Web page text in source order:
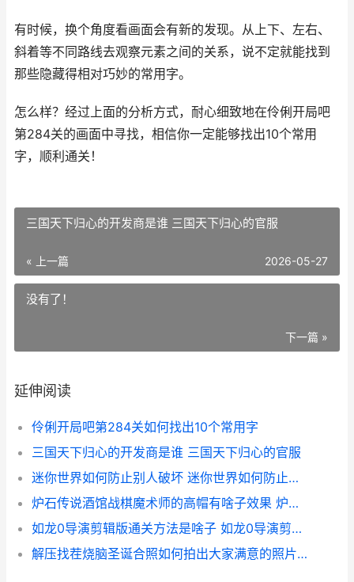
有时候，换个角度看画面会有新的发现。从上下、左右、
斜着等不同路线去观察元素之间的关系，说不定就能找到
那些隐藏得相对巧妙的常用字。
怎么样？经过上面的分析方式，耐心细致地在伶俐开局吧
第284关的画面中寻找，相信你一定能够找出10个常用
字，顺利通关！
三国天下归心的开发商是谁 三国天下归心的官服
« 上一篇 2026-05-27
没有了！
下一篇 »
延伸阅读
伶俐开局吧第284关如何找出10个常用字
三国天下归心的开发商是谁 三国天下归心的官服
迷你世界如何防止别人破坏 迷你世界如何防止刷沙源领主
炉石传说酒馆战棋魔术师的高帽有啥子效果 炉石传说酒馆战旗新版本
如龙0导演剪辑版通关方法是啥子 如龙0导演剪辑版多少章节
解压找茬烧脑圣诞合照如何拍出大家满意的照片 解压烧脑小游戏